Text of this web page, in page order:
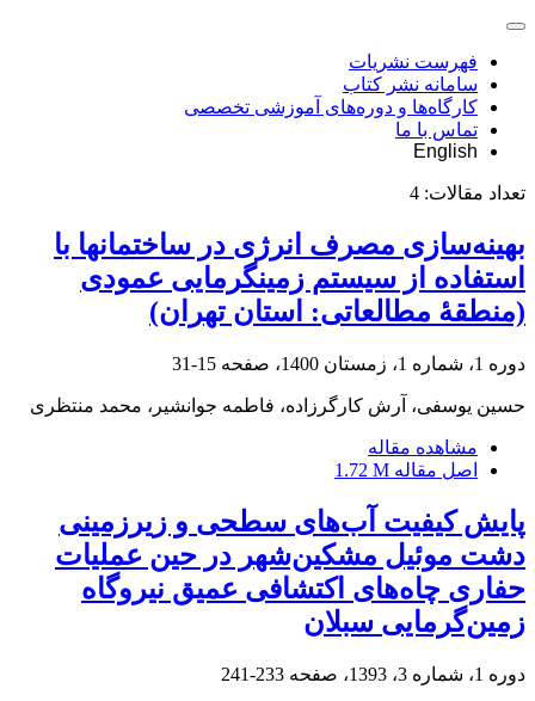
فهرست نشریات
سامانه نشر کتاب
کارگاه‌ها و دوره‌های آموزشی تخصصی
تماس با ما
English
تعداد مقالات: 4
بهینه‌سازی مصرف انرژی در ساختمان‏ها با
استفاده از سیستم زمین‏گرمایی عمودی
(منطقۀ مطالعاتی: استان تهران)
دوره 1، شماره 1، زمستان 1400، صفحه 15-31
حسین یوسفی، آرش کارگرزاده، فاطمه جوانشیر، محمد منتظری
مشاهده مقاله
اصل مقاله 1.72 M
پایش کیفیت آب‌های سطحی و زیرزمینی
دشت موئیل مشکین‌شهر در حین عملیات
حفاری چاه‌های اکتشافی عمیق نیروگاه
زمین‌گرمایی سبلان
دوره 1، شماره 3، 1393، صفحه 233-241